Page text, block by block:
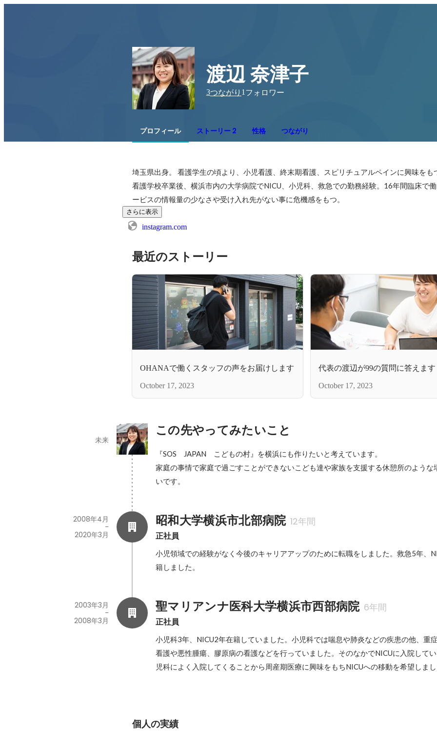
渡辺 奈津子
3つながり 1 フォロワー
プロフィール ストーリー 2 性格 つながり
埼玉県出身。 看護学生の頃より、小児看護、終末期看護、スピリチュアルペインに興味をも
看護学校卒業後、横浜市内の大学病院でNICU、小児科、救急での勤務経験。16年間臨床で
ービスの情報量の少なさや受け入れ先がない事に危機感をもつ。
さらに表示
instagram.com
最近のストーリー
OHANAで働くスタッフの声をお届けします
October 17, 2023
代表の渡辺が99の質問に答えます
October 17, 2023
この先やってみたいこと
未来
『SOS　JAPAN　こどもの村』を横浜にも作りたいと考えています。
家庭の事情で家庭で過ごすことができないこども達や家族を支援する休憩所のような
いです。
昭和大学横浜市北部病院 12年間
正社員
2008年4月
-
2020年3月
小児領域での経験がなく今後のキャリアアップのために転職をしました。救急5年、
籍しました。
聖マリアンナ医科大学横浜市西部病院 6年間
正社員
2003年3月
-
2008年3月
小児科3年、NICU2年在籍していました。小児科では喘息や肺炎などの疾患の他、重
看護や悪性腫瘍、膠原病の看護などを行っていました。そのなかでNICUに入院して
児科によく入院してくることから周産期医療に興味をもちNICUへの移動を希望しまし
個人の実績